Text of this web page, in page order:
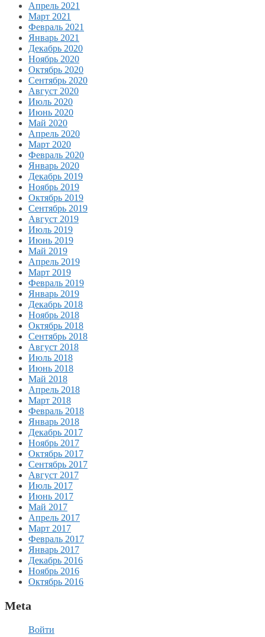
Апрель 2021
Март 2021
Февраль 2021
Январь 2021
Декабрь 2020
Ноябрь 2020
Октябрь 2020
Сентябрь 2020
Август 2020
Июль 2020
Июнь 2020
Май 2020
Апрель 2020
Март 2020
Февраль 2020
Январь 2020
Декабрь 2019
Ноябрь 2019
Октябрь 2019
Сентябрь 2019
Август 2019
Июль 2019
Июнь 2019
Май 2019
Апрель 2019
Март 2019
Февраль 2019
Январь 2019
Декабрь 2018
Ноябрь 2018
Октябрь 2018
Сентябрь 2018
Август 2018
Июль 2018
Июнь 2018
Май 2018
Апрель 2018
Март 2018
Февраль 2018
Январь 2018
Декабрь 2017
Ноябрь 2017
Октябрь 2017
Сентябрь 2017
Август 2017
Июль 2017
Июнь 2017
Май 2017
Апрель 2017
Март 2017
Февраль 2017
Январь 2017
Декабрь 2016
Ноябрь 2016
Октябрь 2016
Meta
Войти